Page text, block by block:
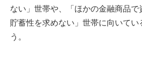
ない」世帯や、「ほかの金融商品で
貯蓄性を求めない」世帯に向いてい
う。